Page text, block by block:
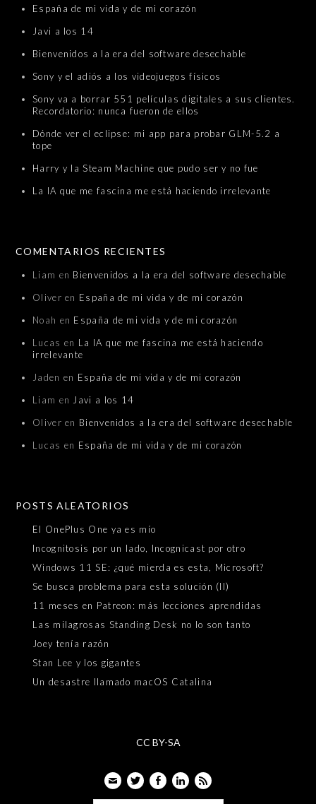
España de mi vida y de mi corazón
Javi a los 14
Bienvenidos a la era del software desechable
Sony y el adiós a los videojuegos físicos
Sony va a borrar 551 películas digitales a sus clientes.
Recordatorio: nunca fueron de ellos
Dónde ver el eclipse: mi app para probar GLM-5.2 a
tope
Harry y la Steam Machine que pudo ser y no fue
La IA que me fascina me está haciendo irrelevante
COMENTARIOS RECIENTES
Liam en Bienvenidos a la era del software desechable
Oliver en España de mi vida y de mi corazón
Noah en España de mi vida y de mi corazón
Lucas en La IA que me fascina me está haciendo
irrelevante
Jaden en España de mi vida y de mi corazón
Liam en Javi a los 14
Oliver en Bienvenidos a la era del software desechable
Lucas en España de mi vida y de mi corazón
POSTS ALEATORIOS
El OnePlus One ya es mío
Incognitosis por un lado, Incognicast por otro
Windows 11 SE: ¿qué mierda es esta, Microsoft?
Se busca problema para esta solución (II)
11 meses en Patreon: más lecciones aprendidas
Las milagrosas Standing Desk no lo son tanto
Joey tenía razón
Stan Lee y los gigantes
Un desastre llamado macOS Catalina
CC BY-SA
EmailTwitterFacebook
LinkedIn
Feed